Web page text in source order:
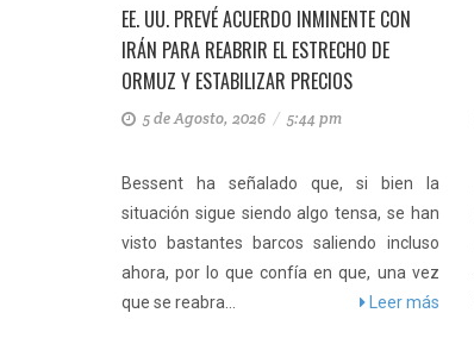
EE. UU. PREVÉ ACUERDO INMINENTE CON
IRÁN PARA REABRIR EL ESTRECHO DE
ORMUZ Y ESTABILIZAR PRECIOS
5 de Agosto, 2026 /5:44 pm
Bessent ha señalado que, si bien la
situación sigue siendo algo tensa, se han
visto bastantes barcos saliendo incluso
ahora, por lo que confía en que, una vez
que se reabra...
Leer más